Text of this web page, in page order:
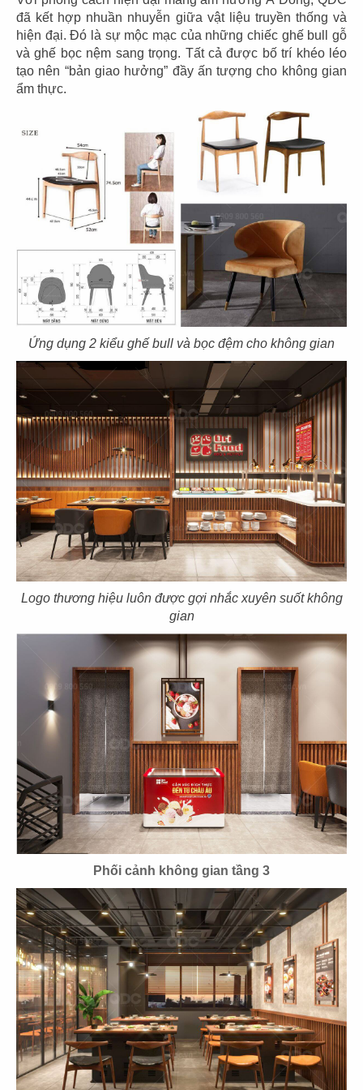
đã kết hợp nhuần nhuyễn giữa vật liệu truyền thống và
hiện đại. Đó là sự mộc mạc của những chiếc ghế bull gỗ
và ghế bọc nệm sang trọng. Tất cả được bố trí khéo léo
tạo nên “bản giao hưởng” đầy ấn tượng cho không gian
ẩm thực.
Ứng dụng 2 kiểu ghế bull và bọc đệm cho không gian
Logo thương hiệu luôn được gợi nhắc xuyên suốt không
gian
Phối cảnh không gian tầng 3
EL GAUCHO
CN Thiso Mall
36
EL GAUCHO
CN Hội An
EL GAUCHO
CN Hà Nội
38
EL GAUCHO
CN Trần Hưng Đạo
39
EL GAUCHO
CN Vũng Tàu
40
BOTEJYU
CN Vincom Quang Trung
41
CN Vincom Đồng Khởi, Quận 1
42
BOTEJYU
CN Crescent Mall - Q.7
THE COFFEE HOUSE
CN Vạn Hạnh Mall
44
THE COFFEE HOUSE
CN Nha Trang
45
THE COFFEE HOUSE
CN Nguyễn Tri Phương
46
THE COFFEE HOUSE
CN Võ Văn Tần
47 48